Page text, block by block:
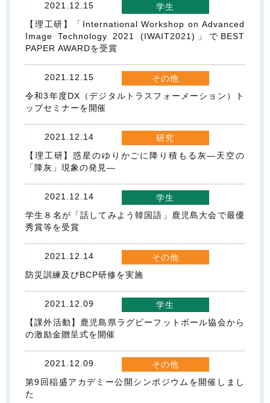
2021.12.15
学生
【理工研】「International Workshop on Advanced
Image Technology 2021 (IWAIT2021)」でBEST
PAPER AWARDを受賞
2021.12.15
その他
令和3年度DX（デジタルトラスフォーメーション）ト
ップセミナーを開催
2021.12.14
研究
【理工研】惑星のゆりかごに降り積もる灰―天空の
「降灰」現象の発見―
2021.12.14
学生
学生８名が「話してみよう韓国語」鹿児島大会で最優
秀賞等を受賞
2021.12.14
その他
防災訓練及びBCP研修を実施
2021.12.09
学生
【課外活動】鹿児島県ラグビーフットボール協会から
の激励金贈呈式を開催
2021.12.09
その他
第9回稲盛アカデミー公開シンポジウムを開催しまし
た